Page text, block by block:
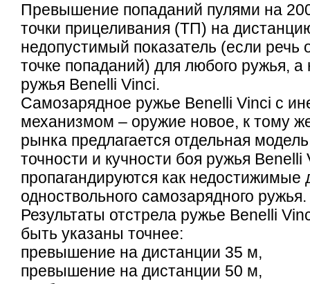
Превышение попаданий пулями на
точки прицеливания (ТП) на
недопустимый показатель (если речь
точке попаданий) для любого ружья, а
ружья Benelli Vinci.
Самозарядное ружье Benelli Vinci с
механизмом – оружие новое, к тому
рынка предлагается отдельная
точности и кучности боя ружья Benelli
пропагандируются как недостижимые
одноствольного самозарядного ружья.
Результаты отстрела ружье Benelli
быть указаны точнее:
превышение на дистанции 35 м,
превышение на дистанции 50 м,